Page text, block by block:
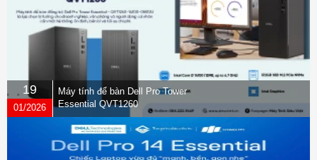
19
01/2026
Máy tính để bàn Dell Pro Tower
Essential QVT1260